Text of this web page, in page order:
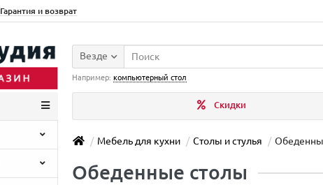
Гарантия и возврат
Везде
Например: компьютерный стол
Скидки
Мебель для кухни Столы и стулья
Обеденные столы